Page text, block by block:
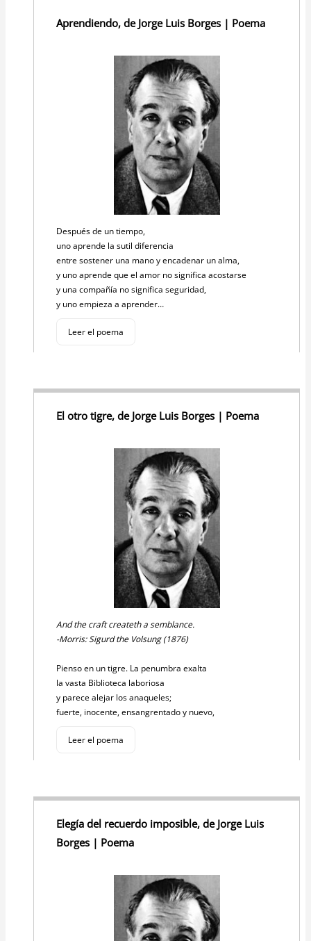
Aprendiendo, de Jorge Luis Borges | Poema
Después de un tiempo,
uno aprende la sutil diferencia
entre sostener una mano y encadenar un alma,
y uno aprende que el amor no significa acostarse
y una compañía no significa seguridad,
y uno empieza a aprender…
Leer el poema
El otro tigre, de Jorge Luis Borges | Poema
And the craft createth a semblance.
-Morris: Sigurd the Volsung (1876)
Pienso en un tigre. La penumbra exalta
la vasta Biblioteca laboriosa
y parece alejar los anaqueles;
fuerte, inocente, ensangrentado y nuevo,
Leer el poema
Elegía del recuerdo imposible, de Jorge Luis
Borges | Poema